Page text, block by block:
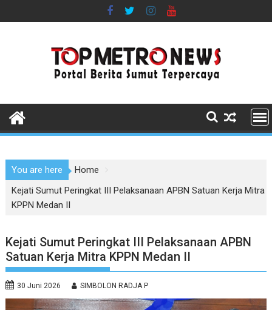
to
You are here
Home
Kejati Sumut Peringkat III Pelaksanaan APBN Satuan Kerja Mitra
KPPN Medan II
Kejati Sumut Peringkat III Pelaksanaan APBN
Satuan Kerja Mitra KPPN Medan II
30 Juni 2026 SIMBOLON RADJA P